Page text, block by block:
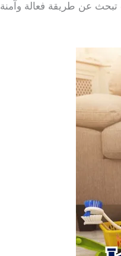
تبحث عن طريقة فعالة وآمنة